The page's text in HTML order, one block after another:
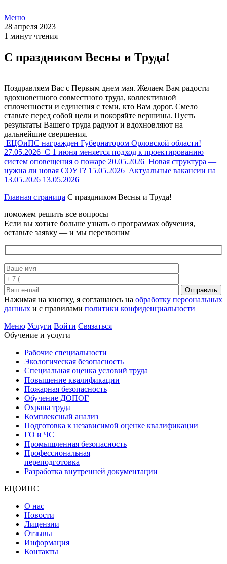
Меню
28 апреля 2023
1 минут чтения
С праздником Весны и Труда!
Поздравляем Вас с Первым днем мая. Желаем Вам радости
вдохновенного совместного труда, коллективной
сплоченности и единения с теми, кто Вам дорог. Смело
ставьте перед собой цели и покоряйте вершины. Пусть
результаты Вашего труда радуют и вдохновляют на
дальнейшие свершения.
ЕЦОиПС награжден Губернатором Орловской области!
27.05.2026 С 1 июня меняется подход к проектированию
систем оповещения о пожаре 20.05.2026 Новая структура —
нужна ли новая СОУТ? 15.05.2026 Актуальные вакансии на
13.05.2026 13.05.2026
Главная страница С праздником Весны и Труда!
поможем решить все вопросы
Если вы хотите больше узнать о программах обучения,
оставьте заявку — и мы перезвоним
Отправить
Нажимая на кнопку, я соглашаюсь на обработку персональных
данных и с правилами политики конфиденциальности
Меню Услуги Войти Связаться
Обучение и услуги
Рабочие специальности
Экологическая безопасность
Специальная оценка условий труда
Повышение квалификации
Пожарная безопасность
Обучение ДОПОГ
Охрана труда
Комплексный анализ
Подготовка к независимой оценке квалификации
ГО и ЧС
Промышленная безопасность
Профессиональная
переподготовка
Разработка внутренней документации
ЕЦОИПС
О нас
Новости
Лицензии
Отзывы
Информация
Контакты